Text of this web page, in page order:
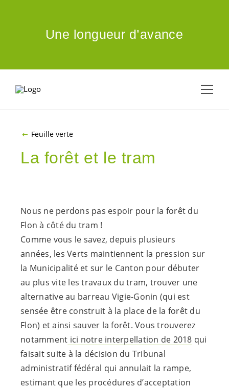
Une longueur d’avance
Feuille verte
La forêt et le tram
Nous ne perdons pas espoir pour la forêt du
Flon à côté du tram !
Comme vous le savez, depuis plusieurs
années, les Verts maintiennent la pression sur
la Municipalité et sur le Canton pour débuter
au plus vite les travaux du tram, trouver une
alternative au barreau Vigie-Gonin (qui est
sensée être construit à la place de la forêt du
Flon) et ainsi sauver la forêt. Vous trouverez
notamment ici notre interpellation de 2018 qui
faisait suite à la décision du Tribunal
administratif fédéral qui annulait la rampe,
estimant que les procédures d’acceptation